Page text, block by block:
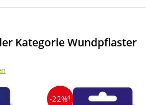
Kategorie Wundpflaster
-22%4